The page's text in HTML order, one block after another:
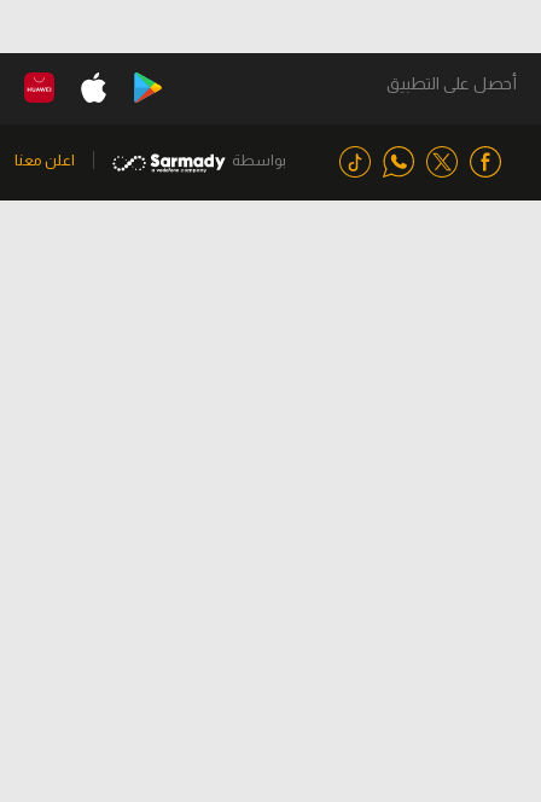
أحصل على التطبيق
بواسطة اعلن معنا